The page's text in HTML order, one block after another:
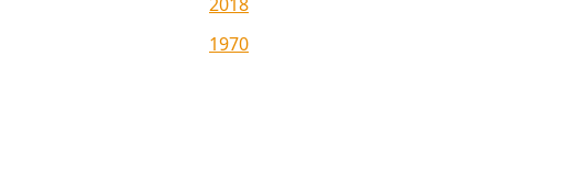
1970